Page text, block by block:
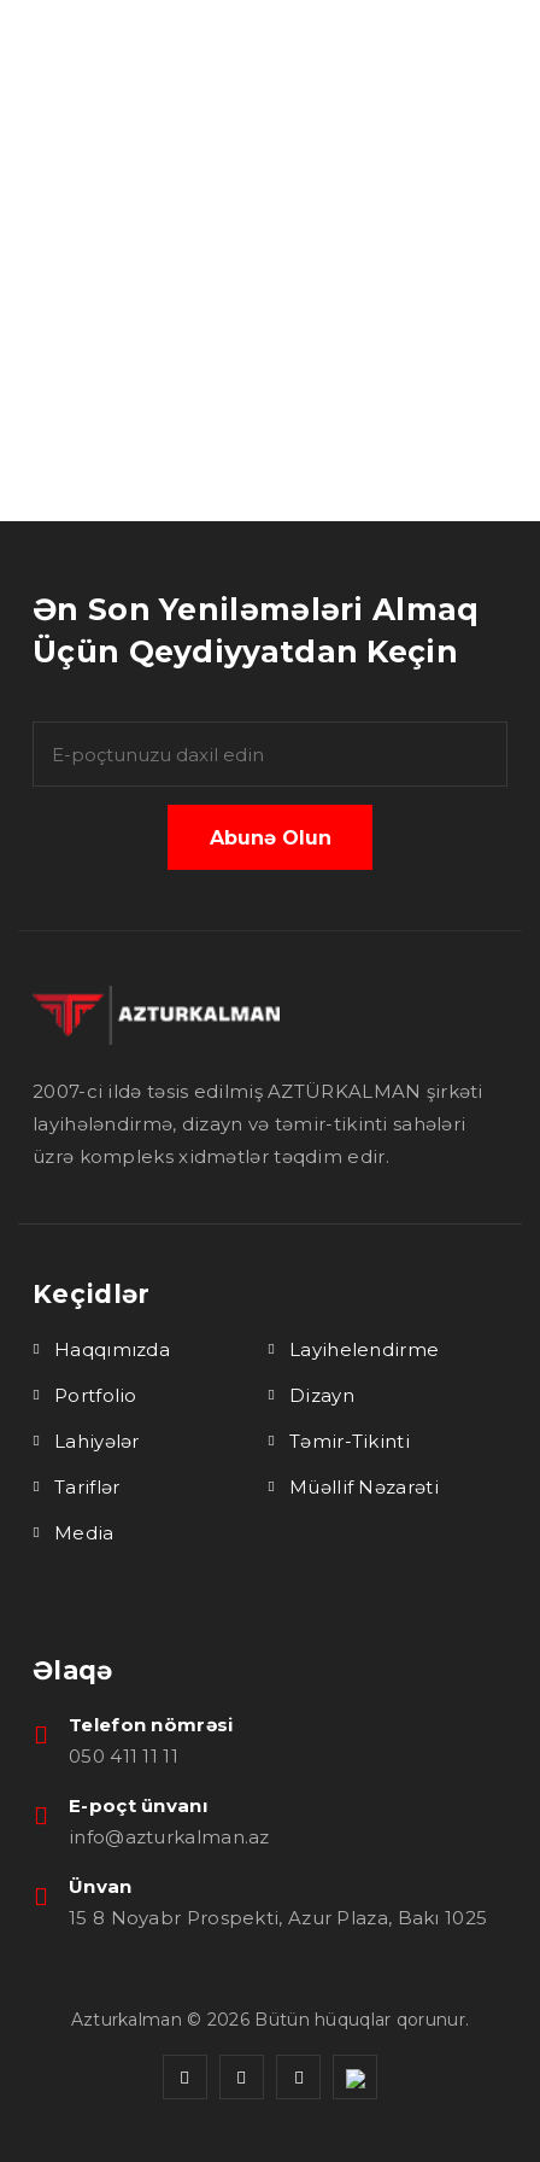
Ən Son Yeniləmələri Almaq
Üçün Qeydiyyatdan Keçin
Abunə Olun
2007-ci ildə təsis edilmiş AZTÜRKALMAN şirkəti
layihələndirmə, dizayn və təmir-tikinti sahələri
üzrə kompleks xidmətlər təqdim edir.
Keçidlər
Haqqımızda
Layihelendirme
Portfolio
Dizayn
Lahiyələr
Təmir-Tikinti
Tariflər
Müəllif Nəzarəti
Media
Əlaqə
Telefon nömrəsi
050 411 11 11
E-poçt ünvanı
info@azturkalman.az
Ünvan
15 8 Noyabr Prospekti, Azur Plaza, Bakı 1025
Azturkalman © 2026 Bütün hüquqlar qorunur.